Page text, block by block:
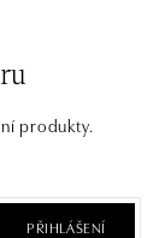
produkty.
PŘIHLÁŠENÍ